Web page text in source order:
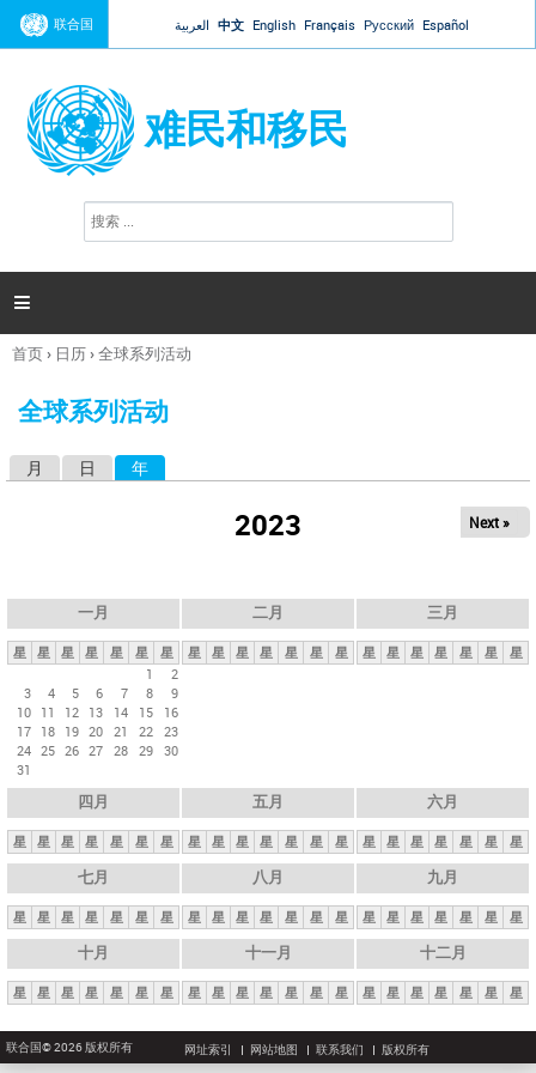
Jump to navigation
联合国 العربية 中文 English Français Русский Español
难民和移民
搜
索

你
这
首页› 日历›全球系列活动
全球系列活动
月 日 年
2023 Next »
一月
星 星 星 星 星 星
星
1
2
3
4 5 6 7 8
9
10 11 12 13 14 15
16
17 18 19 20 21 22 23
24 25 26 27 28 29 30
31
二月
星 星 星 星 星 星 星
三月
星 星 星 星 星 星 星
四月
星 星 星 星 星 星 星
五月
星 星 星 星 星 星 星
六月
星 星 星 星 星 星 星
七月
星 星 星 星 星 星 星
八月
星 星 星 星 星 星 星
九月
星 星 星 星 星 星 星
十月
星 星 星 星 星 星 星
十一月
星 星 星 星 星 星 星
十二月
星 星 星 星 星 星 星
联合国© 2026 版权所有 网址索引 网站地图 联系我们 版权所有